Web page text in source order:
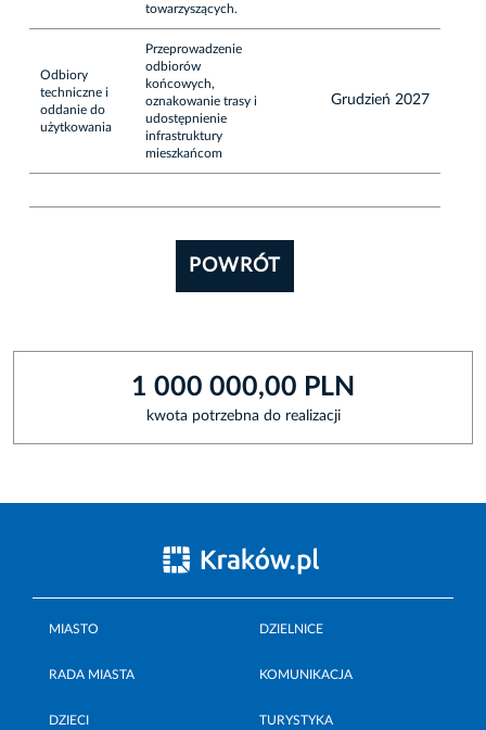
towarzyszących.
Odbiory
techniczne i
oddanie do
użytkowania
Przeprowadzenie
odbiorów
końcowych,
oznakowanie trasy i
udostępnienie
infrastruktury
mieszkańcom
Grudzień 2027
POWRÓT
1 000 000,00 PLN
kwota potrzebna do realizacji
MIASTO DZIELNICE
RADA MIASTA KOMUNIKACJA
DZIECI TURYSTYKA